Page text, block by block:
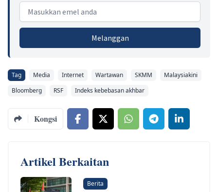
Email address
Melanggan
Tag Media Internet Wartawan SKMM
Malaysiakini
Bloomberg
RSF Indeks kebebasan akhbar
Kongsi
Artikel Berkaitan
Berita